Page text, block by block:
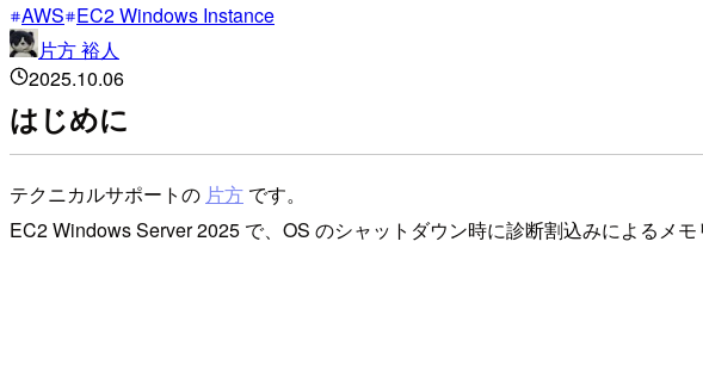
AWS EC2 Windows Instance
片方 裕人
2025.10.06
はじめに
テクニカルサポートの 片方 です。
EC2 Windows Server 2025 で、OS のシャットダウン時に診断割込みによるメ